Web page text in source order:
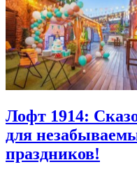
Лофт 1914:
для
праздников!